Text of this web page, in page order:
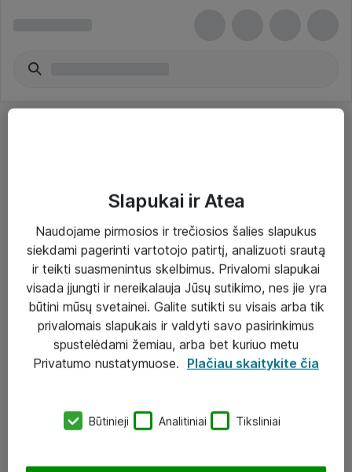
Paslaugos
Sprendimai
Įgyvendinti projektai
Atea ekspertų patarimai verslui
eShop@atea.lt
Slapukai ir Atea
Naudojame pirmosios ir trečiosios šalies slapukus
siekdami pagerinti vartotojo patirtį, analizuoti srautą
ir teikti suasmenintus skelbimus. Privalomi slapukai
visada įjungti ir nereikalauja Jūsų sutikimo, nes jie yra
būtini mūsų svetainei. Galite sutikti su visais arba tik
privalomais slapukais ir valdyti savo pasirinkimus
spustelėdami žemiau, arba bet kuriuo metu
Privatumo nustatymuose. Plačiau skaitykite čia
Būtinieji Analitiniai Tiksliniai